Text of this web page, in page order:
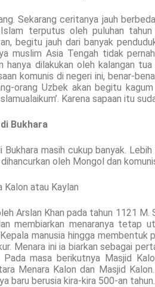
Sekarang ceritanya jauh
terputus oleh puluhan tahun
begitu jauh dari banyak
muslim Asia Tengah tidak
hanya dilakukan oleh kalangan
komunis di negeri ini, benar-
orang Uzbek akan begitu
Karena sapaan itu
Bukhara
Bukhara masih cukup banyak.
oleh Mongol dan
Kalon atau Kaylan
Arslan Khan pada tahun 1121 M.
membiarkan menaranya tetap
manusia hingga membentuk
Menara ini ia biarkan sebagai
masa berikutnya Masjid
Menara Kalon dan Masjid
baru berusia kira-kira 500-an tahun.